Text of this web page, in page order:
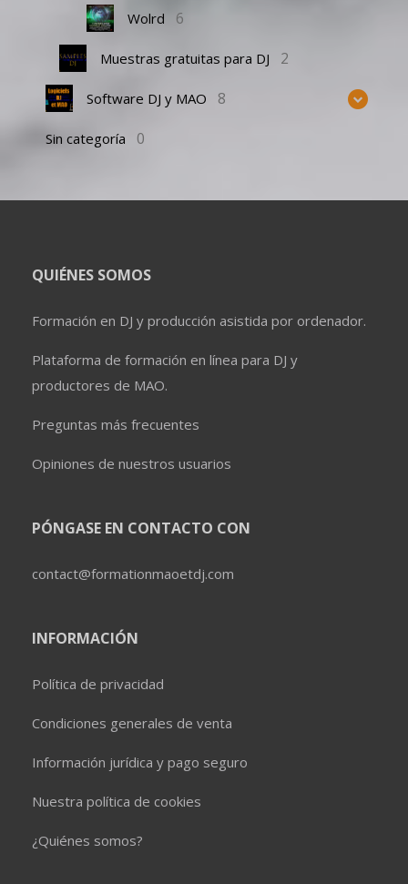
Wolrd 6
Muestras gratuitas para DJ 2
Software DJ y MAO 8
Sin categoría 0
QUIÉNES SOMOS
Formación en DJ y producción asistida por ordenador.
Plataforma de formación en línea para DJ y
productores de MAO.
Preguntas más frecuentes
Opiniones de nuestros usuarios
PÓNGASE EN CONTACTO CON
contact@formationmaoetdj.com
INFORMACIÓN
Política de privacidad
Condiciones generales de venta
Información jurídica y pago seguro
Nuestra política de cookies
¿Quiénes somos?